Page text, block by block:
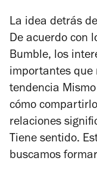
La idea detrás
De acuerdo con
Bumble, los
importantes que
tendencia
cómo
relaciones
Tiene sentido.
buscamos